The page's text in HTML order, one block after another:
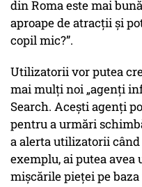
din Roma este mai
aproape de atracții și
copil mic?”.
Utilizatorii vor putea
mai mulți noi „agenți
Search. Acești agenți
pentru a urmări
a alerta utilizatorii
exemplu, ai putea avea
mișcările pieței pe